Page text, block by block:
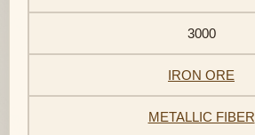
3000
IRON ORE
METALLIC FIBER